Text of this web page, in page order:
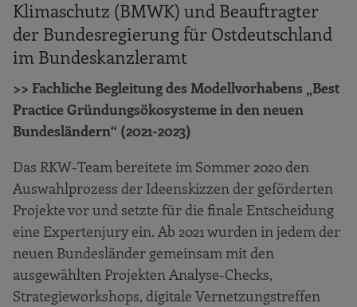
Klimaschutz (BMWK) und Beauftragter
der Bundesregierung für Ostdeutschland
im Bundeskanzleramt
>> Fachliche Begleitung des Modellvorhabens „Best
Practice Gründungsökosysteme in den neuen
Bundesländern“ (2021-2023)
Das RKW-Team bereitete im Sommer 2020 den
Auswahlprozess der Ideenskizzen der geförderten
Projekte vor und setzte für die finale Entscheidung
eine Expertenjury ein. Ab 2021 wurden in jedem der
neuen Bundesländer gemeinsam mit den
ausgewählten Projekten Analyse-Checks,
Strategieworkshops, digitale Vernetzungstreffen